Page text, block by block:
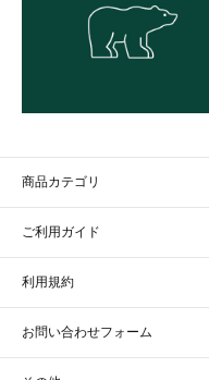
商品カテゴリ
ご利用ガイド
利用規約
お問い合わせフォーム